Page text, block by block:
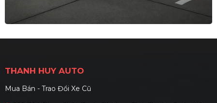
THANH HUY AUTO
Mua Bán - Trao Đổi Xe Cũ